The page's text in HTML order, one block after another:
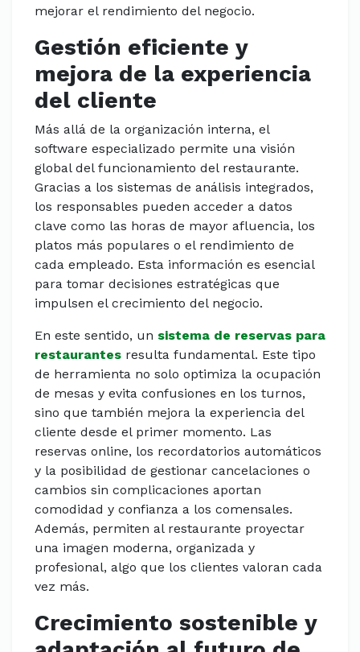
mejorar el rendimiento del negocio.
Gestión eficiente y
mejora de la experiencia
del cliente
Más allá de la organización interna, el
software especializado permite una visión
global del funcionamiento del restaurante.
Gracias a los sistemas de análisis integrados,
los responsables pueden acceder a datos
clave como las horas de mayor afluencia, los
platos más populares o el rendimiento de
cada empleado. Esta información es esencial
para tomar decisiones estratégicas que
impulsen el crecimiento del negocio.
En este sentido, un sistema de reservas para
restaurantes resulta fundamental. Este tipo
de herramienta no solo optimiza la ocupación
de mesas y evita confusiones en los turnos,
sino que también mejora la experiencia del
cliente desde el primer momento. Las
reservas online, los recordatorios automáticos
y la posibilidad de gestionar cancelaciones o
cambios sin complicaciones aportan
comodidad y confianza a los comensales.
Además, permiten al restaurante proyectar
una imagen moderna, organizada y
profesional, algo que los clientes valoran cada
vez más.
Crecimiento sostenible y